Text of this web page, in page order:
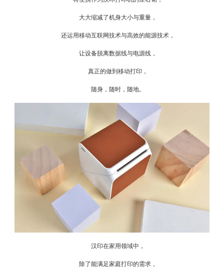
大大缩减了机身大小与重量，
还运用移动互联网技术与高效的能源技术，
让设备脱离数据线与电源线，
真正的做到移动打印，
随身，随时，随地。
汉印在家用领域中，
除了能满足家庭打印的需求，